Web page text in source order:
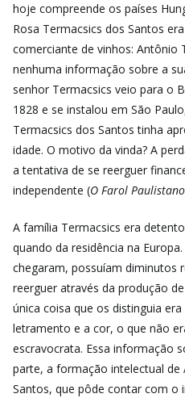
hoje compreende os países
Rosa Termacsics dos Santos
comerciante de vinhos: Antônio
nenhuma informação sobre a
senhor Termacsics veio para o
1828 e se instalou em São
Termacsics dos Santos tinha
idade. O motivo da vinda? A
a tentativa de se reerguer
independente (O Farol Paulistano
A família Termacsics era
quando da residência na
chegaram, possuíam diminutos
reerguer através da produção
única coisa que os distinguia
letramento e a cor, o que não
escravocrata. Essa informação
parte, a formação intelectual de
Santos, que pôde contar com o